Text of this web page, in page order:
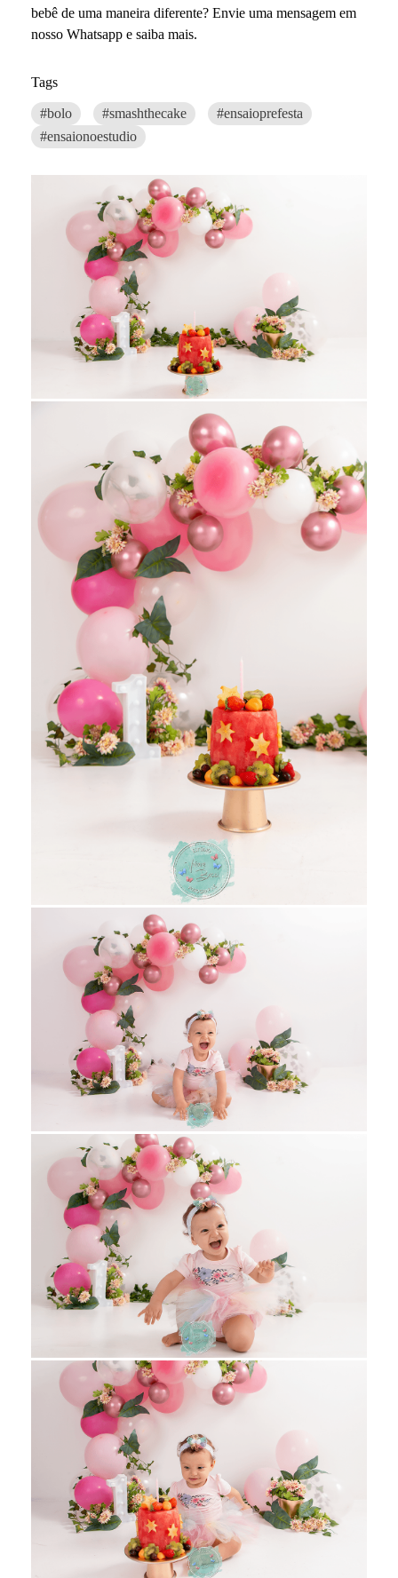
bebê de uma maneira diferente? Envie uma mensagem em
nosso Whatsapp e saiba mais.
Tags
#bolo #smashthecake
#ensaioprefesta
#ensaionoestudio